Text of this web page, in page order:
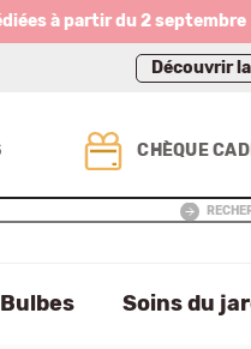
à partir du 2 septembre
Découvrir
CHÈQUE
Soins du